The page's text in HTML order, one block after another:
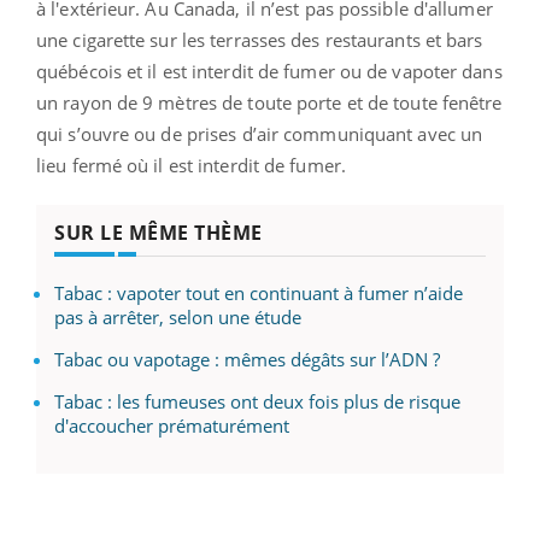
à l'extérieur. Au Canada, il n’est pas possible d'allumer
une cigarette sur les terrasses des restaurants et bars
québécois et il est interdit de fumer ou de vapoter dans
un rayon de 9 mètres de toute porte et de toute fenêtre
qui s’ouvre ou de prises d’air communiquant avec un
lieu fermé où il est interdit de fumer.
SUR LE MÊME THÈME
Tabac : vapoter tout en continuant à fumer n’aide
pas à arrêter, selon une étude
Tabac ou vapotage : mêmes dégâts sur l’ADN ?
Tabac : les fumeuses ont deux fois plus de risque
d'accoucher prématurément